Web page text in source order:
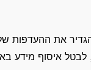
את ההעדפות
איסוף מידע